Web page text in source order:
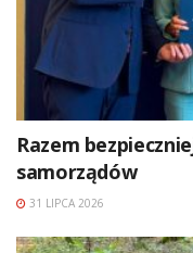
Razem
samorządów
31 LIPCA 2026